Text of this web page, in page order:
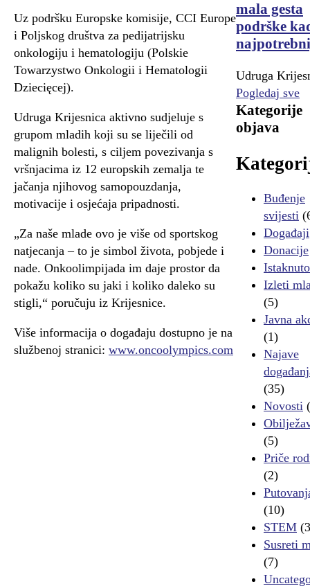
Uz podršku Europske komisije, CCI Europe
i Poljskog društva za pedijatrijsku
onkologiju i hematologiju (Polskie
Towarzystwo Onkologii i Hematologii
Dziecięcej).
Udruga Krijesnica aktivno sudjeluje s
grupom mladih koji su se liječili od
malignih bolesti, s ciljem povezivanja s
vršnjacima iz 12 europskih zemalja te
jačanja njihovog samopouzdanja,
motivacije i osjećaja pripadnosti.
„Za naše mlade ovo je više od sportskog
natjecanja – to je simbol života, pobjede i
nade. Onkoolimpijada im daje prostor da
pokažu koliko su jaki i koliko daleko su
stigli,“ poručuju iz Krijesnice.
Više informacija o događaju dostupno je na
službenoj stranici: www.oncoolympics.com
mala gesta
podrške
Udruga
Pogledaj sve
Kategorije
objava
Buđenje
svijesti
Događaji
Donacije
Istaknuto
Izleti
(5)
Javna
(1)
Najave
(35)
Novosti
(5)
Priče
(2)
(10)
STEM
Susreti
(7)